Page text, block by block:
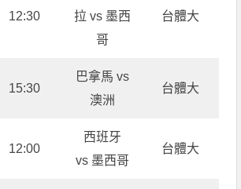
12:30
拉 vs 墨西
哥
台體大
15:30
巴拿馬 vs
澳洲
台體大
12:00
西班牙
vs 墨西哥
台體大